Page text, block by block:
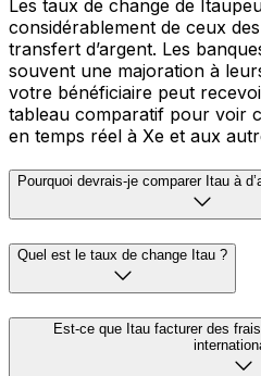
Les taux de change de
considérablement de ceux
transfert d’argent. Les
souvent une majoration à
votre bénéficiaire peut
tableau comparatif pour voir
en temps réel à Xe et aux
Pourquoi devrais-je comparer Itau à
Quel est le taux de change Itau ?
Est-ce que Itau facturer des